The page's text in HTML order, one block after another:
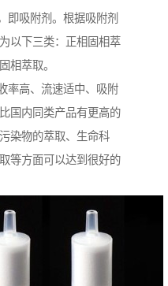
即吸附剂。根据吸附剂
以下三类：正相固相萃
相萃取。
率高、流速适中、吸附
国内同类产品有更高的
染物的萃取、生命科
等方面可以达到很好的